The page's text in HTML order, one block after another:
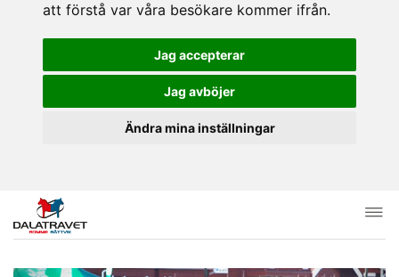
att förstå var våra besökare kommer ifrån.
Jag accepterar
Jag avböjer
Ändra mina inställningar